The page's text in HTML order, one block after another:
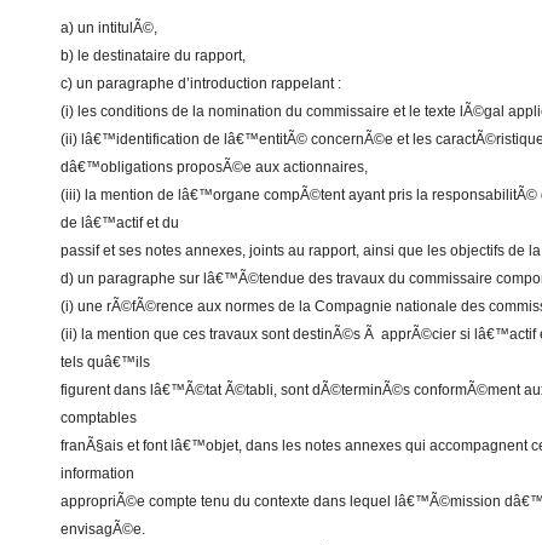
a) un intitulÃ©,
b) le destinataire du rapport,
c) un paragraphe d’introduction rappelant :
(i) les conditions de la nomination du commissaire et le texte lÃ©gal
(ii) lâ€™identification de lâ€™entitÃ© concernÃ©e et les
dâ€™obligations proposÃ©e aux actionnaires,
(iii) la mention de lâ€™organe compÃ©tent ayant pris la
de lâ€™actif et du
passif et ses notes annexes, joints au rapport, ainsi que les objectifs de
d) un paragraphe sur lâ€™Ã©tendue des travaux du commissaire
(i) une rÃ©fÃ©rence aux normes de la Compagnie nationale des
(ii) la mention que ces travaux sont destinÃ©s Ã apprÃ©cier si lâ€™actif
tels quâ€™ils
figurent dans lâ€™Ã©tat Ã©tabli, sont dÃ©terminÃ©s conformÃ©ment
comptables
franÃ§ais et font lâ€™objet, dans les notes annexes qui accompagnent
information
appropriÃ©e compte tenu du contexte dans lequel lâ€™Ã©mission
envisagÃ©e.